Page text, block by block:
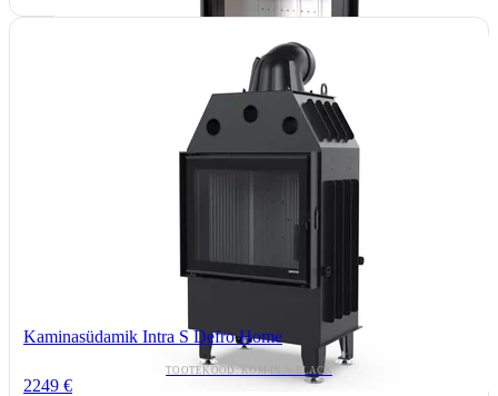
Kaminasüdamik Intra S Defro Home
TOOTEKOOD: KOM-IN-S-BLACK
2249 €